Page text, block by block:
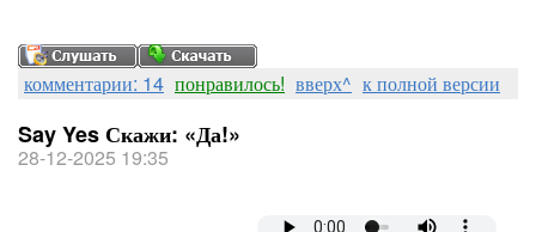
комментарии: 14 понравилось! вверх^ к полной версии
Say Yes Скажи: «Да!»
28-12-2025 19:35